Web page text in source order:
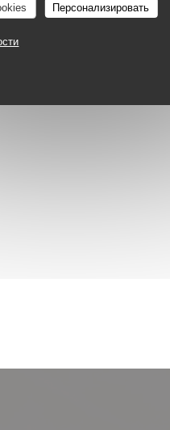
Персонализировать